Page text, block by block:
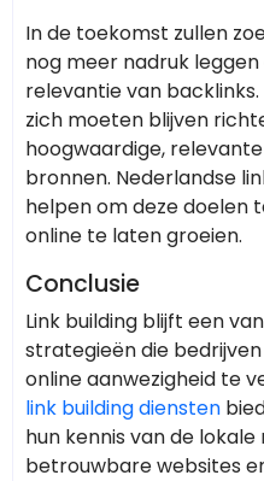
In de toekomst zullen
nog meer nadruk
relevantie van
zich moeten blijven
hoogwaardige,
bronnen. Nederlandse
helpen om deze doelen
online te laten groeien.
Conclusie
Link building blijft een
strategieën die
online aanwezigheid te
link building diensten
hun kennis van de
betrouwbare websites